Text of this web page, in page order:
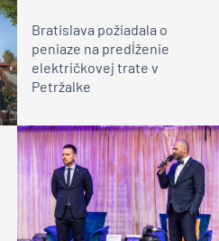
Bratislava požiadala o
peniaze na predĺženie
električkovej trate v
Petržalke